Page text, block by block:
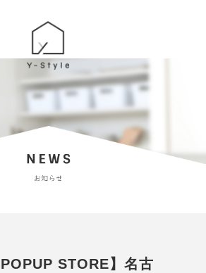
POPUP STORE】名古